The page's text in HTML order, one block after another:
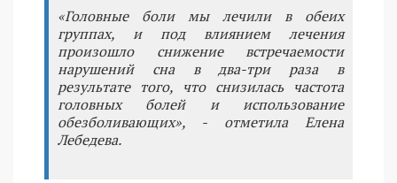
«Головные боли мы лечили в обеих
группах, и под влиянием лечения
произошло снижение встречаемости
нарушений сна в два-три раза в
результате того, что снизилась частота
головных болей и использование
обезболивающих», - отметила Елена
Лебедева.